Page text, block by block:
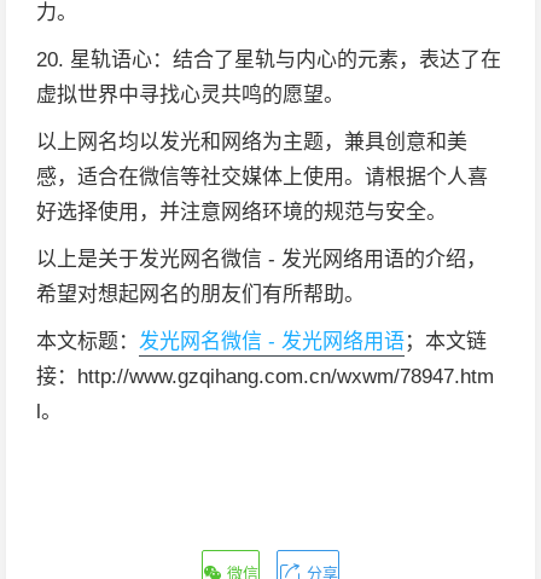
力。
20. 星轨语心：结合了星轨与内心的元素，表达了在
虚拟世界中寻找心灵共鸣的愿望。
以上网名均以发光和网络为主题，兼具创意和美
感，适合在微信等社交媒体上使用。请根据个人喜
好选择使用，并注意网络环境的规范与安全。
以上是关于发光网名微信 - 发光网络用语的介绍，
希望对想起网名的朋友们有所帮助。
本文标题： 发光网名微信 - 发光网络用语；本文链
接：http://www.gzqihang.com.cn/wxwm/78947.htm
l。
微信 分享